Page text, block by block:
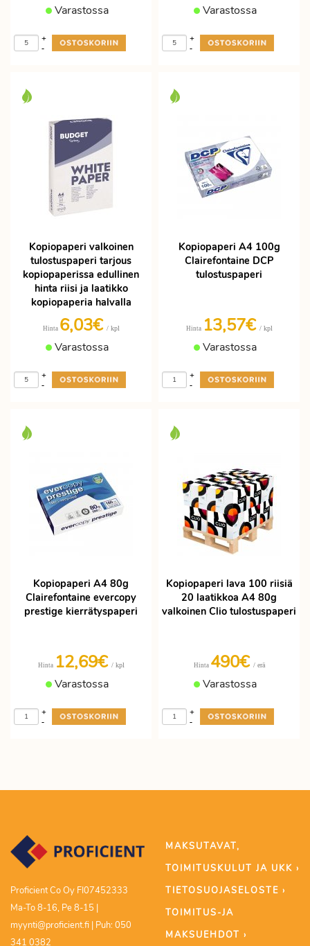
Varastossa
-
+
Varastossa
-
+
Kopiopaperi valkoinen
tulostuspaperi tarjous
kopiopaperissa edullinen
hinta riisi ja laatikko
kopiopaperia halvalla
Hinta 6,03€ / kpl
Varastossa
-
+
Kopiopaperi A4 100g
Clairefontaine DCP
tulostuspaperi
Hinta 13,57€ / kpl
Varastossa
-
+
Kopiopaperi A4 80g
Clairefontaine evercopy
prestige kierrätyspaperi
Hinta 12,69€ / kpl
Varastossa
-
+
Kopiopaperi lava 100 riisiä
20 laatikkoa A4 80g
valkoinen Clio tulostuspaperi
Hinta 490€ / erä
Varastossa
-
+
Proficient Co Oy FI07452333
Ma-To 8-16, Pe 8-15 |
myynti@proficient.fi | Puh: 050
341 0382
MAKSUTAVAT,
TOIMITUSKULUT JA UKK ›
TIETOSUOJASELOSTE ›
TOIMITUS-JA
MAKSUEHDOT ›